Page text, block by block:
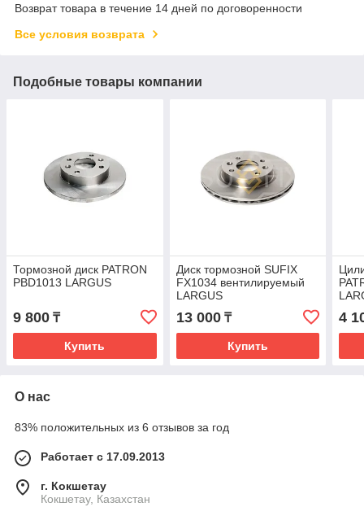
Возврат товара в течение 14 дней по договоренности
Все условия возврата
Подобные товары компании
Тормозной диск PATRON
PBD1013 LARGUS
9 800 ₸
Купить
Диск тормозной SUFIX
FX1034 вентилируемый
LARGUS
13 000₸
Купить
4
О нас
83% положительных из 6 отзывов за год
Работает с 17.09.2013
г. Кокшетау
Кокшетау, Казахстан